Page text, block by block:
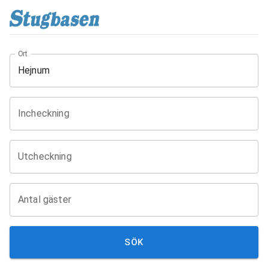
Ort
Incheckning
Utcheckning
Antal gäster
SÖK